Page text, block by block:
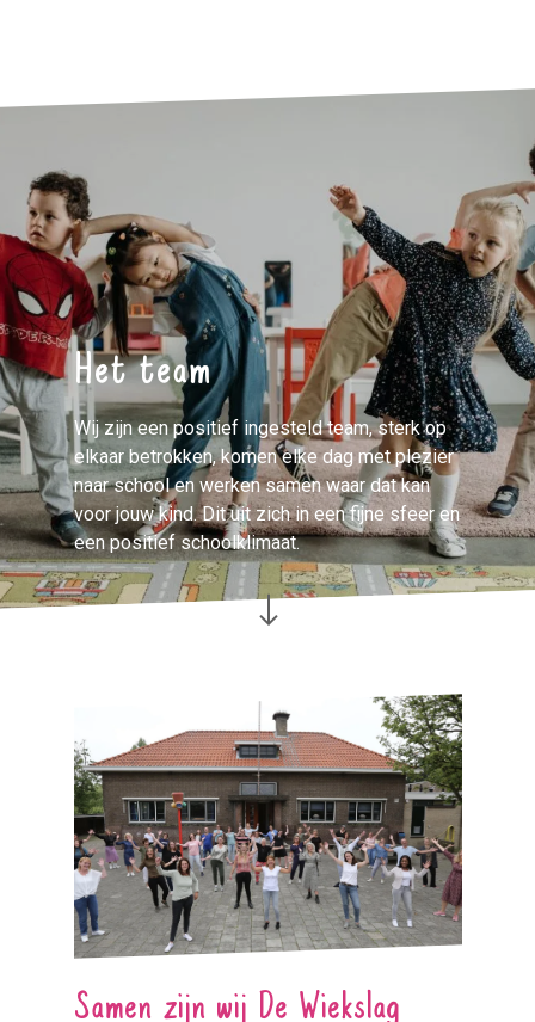
Het team
Wij zijn een positief ingesteld team, sterk op
elkaar betrokken, komen elke dag met plezier
naar school en werken samen waar dat kan
voor jouw kind. Dit uit zich in een fijne sfeer en
een positief schoolklimaat.
Samen zijn wij De Wiekslag